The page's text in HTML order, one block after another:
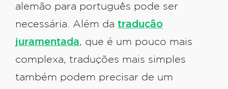
alemão para português pode ser
necessária. Além da tradução
juramentada, que é um pouco mais
complexa, traduções mais simples
também podem precisar de um